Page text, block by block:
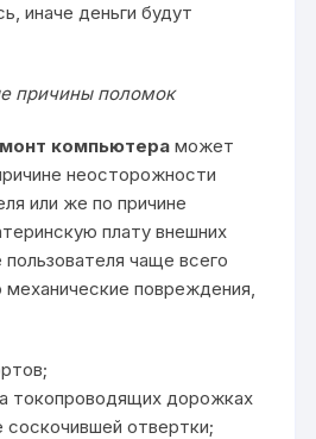
иначе деньги будут
причины поломок
компьютера может
неосторожности
или же по причине
плату внешних
чаще всего
повреждения,
токопроводящих дорожках
соскочившей отвертки;